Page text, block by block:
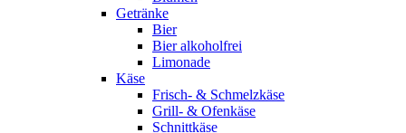
Getränke
Bier
Bier alkoholfrei
Limonade
Käse
Frisch- & Schmelzkäse
Grill- & Ofenkäse
Schnittkäse